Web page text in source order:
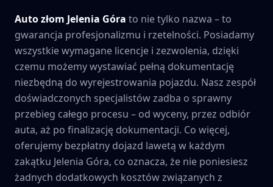
Auto złom Jelenia Góra to nie tylko nazwa – to
gwarancja profesjonalizmu i rzetelności. Posiadamy
wszystkie wymagane licencje i zezwolenia, dzięki
czemu możemy wystawiać pełną dokumentację
niezbędną do wyrejestrowania pojazdu. Nasz zespół
doświadczonych specjalistów zadba o sprawny
przebieg całego procesu – od wyceny, przez odbiór
auta, aż po finalizację dokumentacji. Co więcej,
oferujemy bezpłatny dojazd lawetą w każdym
zakątku Jelenia Góra, co oznacza, że nie poniesiesz
żadnych dodatkowych kosztów związanych z